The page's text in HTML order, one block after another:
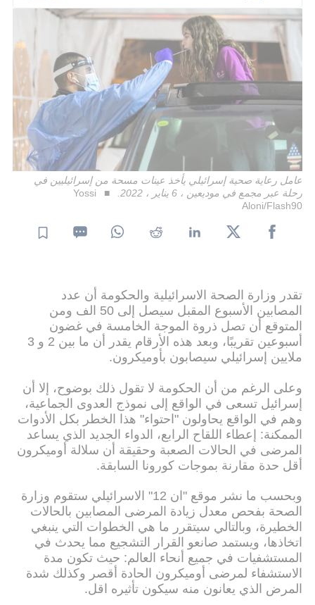
عامل رعاية صحية إسرائيلي يأخذ عينات مسحة من إسرائيليين في
رحلة عبر مجمع في موديعين ، 6 يناير ، 2022.
Yossi
Aloni/Flash90
تقدر وزارة الصحة الاسرائيلية والحكومة أن عدد
المصابين الأسبوع المقبل سيصل إلى 50 الف ومن
المتوقع أن تصل ذروة الموجة الخامسة في غضون
أسبوعين تقريبًا، وبعد هذه الأرقام يقدر أن ما بين 2 و 3
ملايين إسرائيلي سيصابون بأوميكرون.
وعلى الرغم من أن الحكومة لا تقول ذلك بوضوح، إلا أن
إسرائيل تسعى في الواقع إلى نموذج العدوى الجماعية،
وهم في الواقع يحاولون "احتواء" هذا الخطر بكل الأدوات
الممكنة: إعطاء اللقاح الرابع، الدواء الجديد الذي يساعد
المرضى في الحالات الصعبة وحقيقة أن سلالة أوميكرون
أقل حدة مقارنة بموجات كورونا السابقة.
وبحسب ما نشر موقع "ان 12" الاسرائيلي ستقوم وزارة
الصحة بفحص معدل زيادة المرضى المصابين بالحالات
الخطيرة، وبالتالي سيتقرر ما هي الخطوات التي ينبغي
اتخاذها، ويستمد صانعو القرار التشجيع مما يحدث في
المستشفيات في جميع أنحاء العالم: حيث تكون مدة
الاستشفاء لمرضى أوميكرون الحادة أقصر وكذلك شدة
المرض الذي يعانون منه سيكون تأثيره اقل.